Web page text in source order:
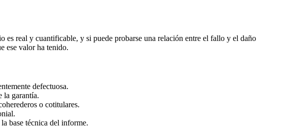
es real y cuantificable, y si puede probarse una relación entre el fallo y el daño
ese valor ha tenido.
defectuosa.
la garantía.
o cotitulares.
base técnica del informe.